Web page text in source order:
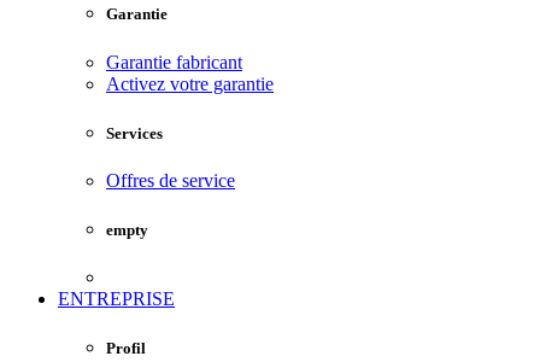
Garantie
Garantie fabricant
Activez votre garantie
Services
Offres de service
empty
ENTREPRISE
Profil